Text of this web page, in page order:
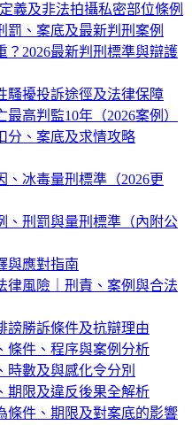
義及非法拍攝私密部位條例
罰、案底及最新判刑案例
？2026最新判刑標準與辯護
騷擾投訴途徑及法律保障
高判監10年（2026案例）
分、案底及求情攻略
冰毒量刑標準（2026更
、刑罰與量刑標準（內附公
與應對指南
律風險｜刑責、案例與合法
謗勝訴條件及抗辯理由
條件、程序與案例分析
時數及與感化令分別
期限及違反後果全解析
條件、期限及對案底的影響